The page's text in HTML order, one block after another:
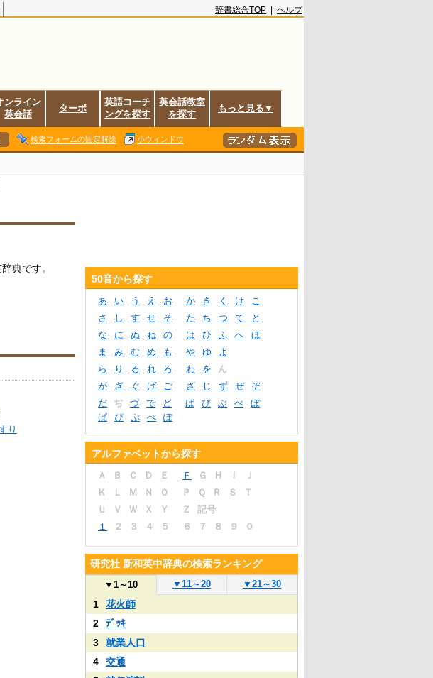
辞書総合TOP ヘルプ
ンライン
英会話
ターボ
英語コーチ
ングを探す
英会話教室
を探す
もっと見る▼
検索フォームの固定解除 小ウィンドウ
典です。
り
50音から探す
あ い う え お か き く け
こ
さ
し す せ そ た ち つ て
と
な
に ぬ ね の は ひ ふ へ
ほ
ま
み む め も や ゆ
よ
ら
り る れ ろ わ を
ん
が
ぎ ぐ げ ご ざ じ ず ぜ
ぞ
だ
ぢ づ で ど ば び ぶ べ
ぼ
ぱ
ぴ ぷ ぺ ぽ
アルファベットから探す
Ａ Ｂ Ｃ Ｄ Ｅ Ｆ Ｇ Ｈ Ｉ
Ｊ
Ｋ
Ｌ Ｍ Ｎ Ｏ Ｐ Ｑ Ｒ Ｓ
Ｔ
Ｕ
Ｖ Ｗ Ｘ Ｙ Ｚ
記号
１
２ ３ ４ ５ ６ ７ ８ ９ ０
研究社 新和英中辞典の検索ランキング
▼ 1～10 ▼ 11～20 ▼ 21～30
1
花火師
2
ﾃﾞｯｷ
3
就業人口
4
交通